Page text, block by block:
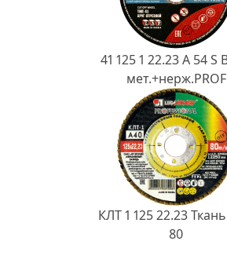
41 125 1 22.23 A 54 S
мет.+нерж.PROF
КЛТ 1 125 22.23
80